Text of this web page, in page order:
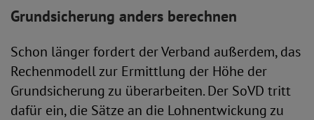
Grundsicherung anders berechnen
Schon länger fordert der Verband außerdem, das
Rechenmodell zur Ermittlung der Höhe der
Grundsicherung zu überarbeiten. Der SoVD tritt
dafür ein, die Sätze an die Lohnentwickung zu